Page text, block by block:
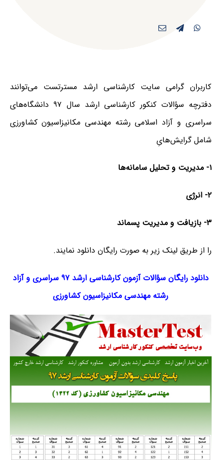
کاربران گرامی سایت کارشناسی ارشد مسترتست می‌توانند
دفترچه سؤالات کنکور کارشناسی ارشد سال ۹۷ دانشگاه‌های
سراسری و آزاد اسلامی رشته مهندسی مکانیزاسیون کشاورزی
شامل گرایش‌هایِ
۱- مدیریت و تحلیل سامانه‌‌­ها
۲- انرژی
۳- بازیافت و مدیریت پسماند
را از طریق لینک‌ زیر به صورت رایگان دانلود نمایند.
دانلود رایگان سؤالات آزمون کارشناسی ارشد ۹۷ سراسری و آزاد
رشته مهندسی مکانیزاسیون کشاورزی